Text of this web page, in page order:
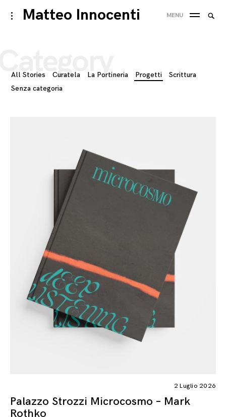
Skip
to
Matteo Innocenti
toggle
MENU
All Stories Curatela La Portineria Progetti
Scrittura
Senza categoria
2 Luglio 2026
Palazzo Strozzi Microcosmo – Mark
Rothko